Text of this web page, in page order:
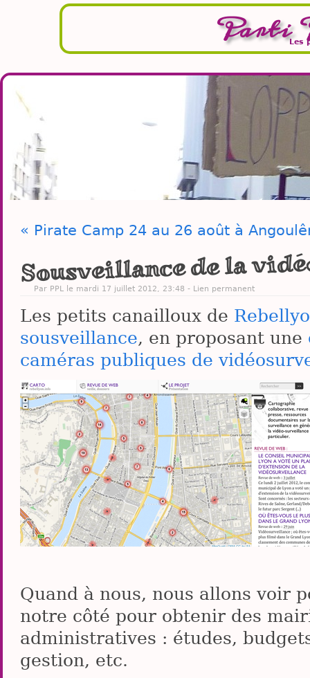
Parti Les
« Pirate Camp 24 au 26 août à
Sousveillance de la
Par PPL le mardi 17 juillet 2012, 23:48 - Lien permanent
Les petits canailloux de
sousveillance, en proposant une
caméras publiques de
Quand à nous, nous allons voir
notre côté pour obtenir des
administratives : études,
gestion, etc.